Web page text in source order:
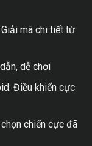
mã chi tiết từ
dễ chơi
Điều khiển cực
chiến cực đã